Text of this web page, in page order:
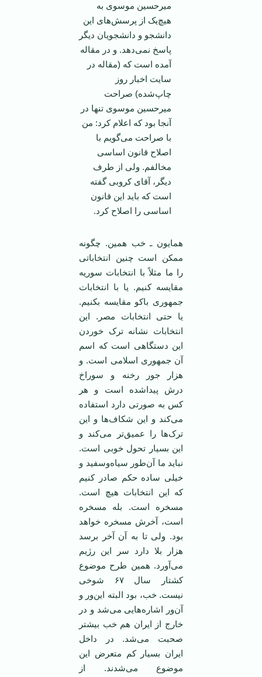
میرحسین موسوی به
هیچ‌یک از پرسش‌های این
دانشجو و دانشجویان دیگر
پاسخ نمی‌دهد. و در مقاله
آمده است که (مقاله در
سایت اخبار روز
چاپ‌شده) صراحت
میرحسین موسوی تنها در
آنجا بود که اعلام کرد: من
با صراحت می‌گویم با
اصلاح قانون اساسی
مخالفم. ولی از طرف
دیگر، آقای کروبی گفته
است که باید این قانون
اساسی را اصلاح کرد.
همایون ـ خب همین. چگونه
ممکن است چنین انتخاباتی
را ما مثلاً با انتخابات سوریه
مقایسه کنیم. یا با انتخابات
جمهوری باکو مقایسه بکنیم.
یا حتی انتخابات مصر. این
انتخابات نشانه ترک خوردن
این دستگاهی است که اسم
آن جمهوری اسلامی است. و
هزار جور رخنه و سوراخ
درش پیداشده است و هر
کس به صورتی دارد استفاده
می‌کند و این شکاف‌ها و این
ترک‌ها را عمیق‌تر می‌کند و
این بسیار تحول خوبی است.
نباید ما آن‌طور سیاه‌وسفید و
خیلی ساده حکم صادر کنیم
که این انتخابات هیچ است.
مسخره است. بله مسخره
است، آخرش مسخره خواهد
بود. ولی تا به آن آخر برسد
هزار بلا دارد سر این رژیم
می‌آورد. همین طرح موضوع
کشتار سال ۶۷ شوخی
نیست. خب، بود البته این‌ور و
آن‌ور اشاره‌هایی می‌شد و در
خارج از ایران هم خب بیشتر
صحبت می‌شد. در داخل
ایران بسیار کم متعرض این
موضوع می‌شدند. از